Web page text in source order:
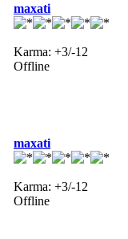
maxati
Karma: +3/-12
Offline
maxati
Karma: +3/-12
Offline